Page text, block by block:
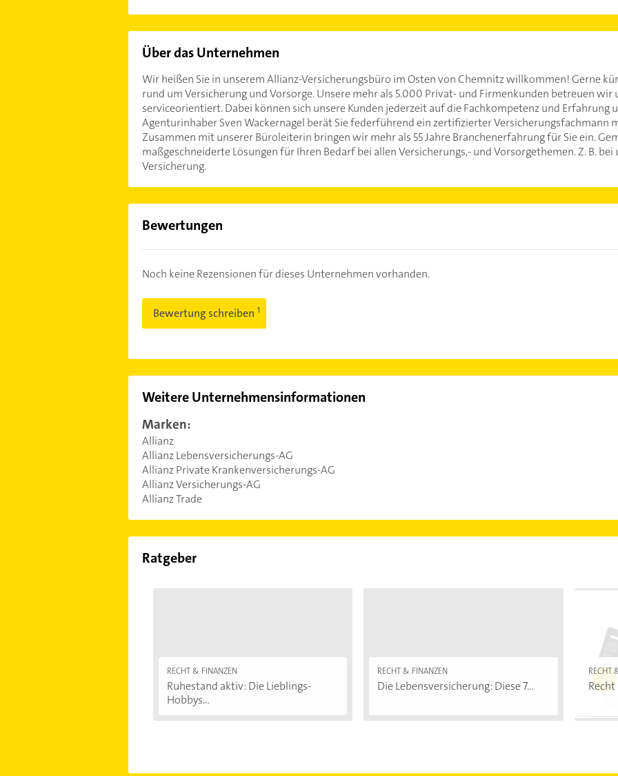
Über das Unternehmen
Wir heißen Sie in unserem Allianz-Versicherungsbüro im Osten von Chemnitz willkommen! Gerne
rund um Versicherung und Vorsorge. Unsere mehr als 5.000 Privat- und Firmenkunden betreuen wir
serviceorientiert. Dabei können sich unsere Kunden jederzeit auf die Fachkompetenz und Erfahrung
Agenturinhaber Sven Wackernagel berät Sie federführend ein zertifizierter Versicherungsfachmann
Zusammen mit unserer Büroleiterin bringen wir mehr als 55 Jahre Branchenerfahrung für Sie ein.
maßgeschneiderte Lösungen für Ihren Bedarf bei allen Versicherungs,- und Vorsorgethemen. Z. B.
Versicherung.
Bewertungen
Noch keine Rezensionen für dieses Unternehmen vorhanden.
Bewertung schreiben
Weitere Unternehmensinformationen
Marken:
Allianz
Allianz Lebensversicherungs-AG
Allianz Private Krankenversicherungs-AG
Allianz Versicherungs-AG
Allianz Trade
Ratgeber
RECHT & FINANZEN
Ruhestand aktiv: Die Lieblings-
Hobbys...
RECHT & FINANZEN
Die Lebensversicherung: Diese 7...
RECHT